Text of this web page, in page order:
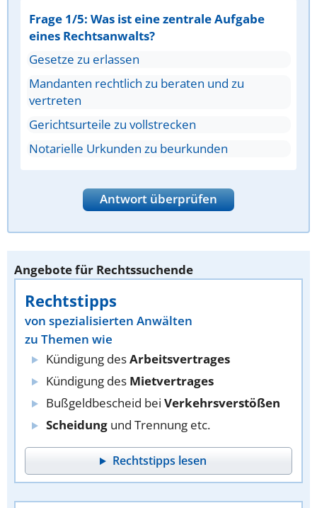
Frage 1/5: Was ist eine zentrale Aufgabe
eines Rechtsanwalts?
Gesetze zu erlassen
Mandanten rechtlich zu beraten und zu
vertreten
Gerichtsurteile zu vollstrecken
Notarielle Urkunden zu beurkunden
Antwort überprüfen
Angebote für Rechtssuchende
Rechtstipps
von spezialisierten Anwälten
zu Themen wie
Kündigung desArbeitsvertrages
Kündigung des Mietvertrages
Bußgeldbescheid bei Verkehrsverstößen
Scheidung und Trennung etc.
Rechtstipps lesen